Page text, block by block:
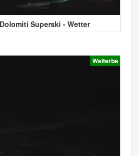
Superski - Wetter
Welterbe